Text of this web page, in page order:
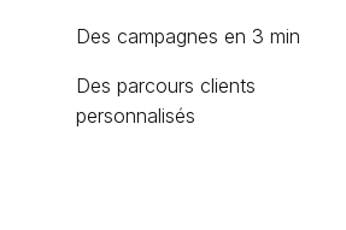
Des campagnes en 3 min
Des parcours clients
personnalisés